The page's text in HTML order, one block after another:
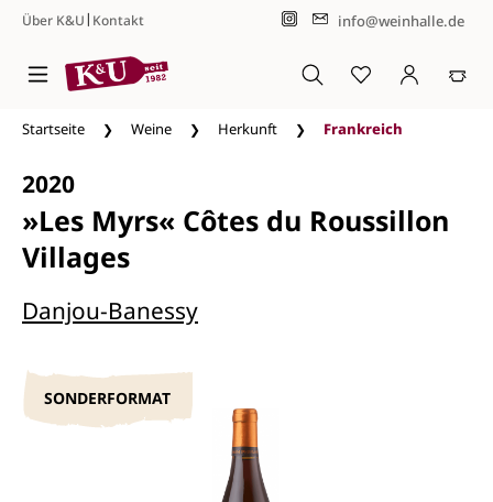
Zum Hauptinhalt springen
Über K&U| Kontakt info@weinhalle.de
Startseite Weine Herkunft Frankreich
2020
»Les Myrs« Côtes du Roussillon
Villages
Danjou-Banessy
Bildergalerie überspringen
SONDERFORMAT